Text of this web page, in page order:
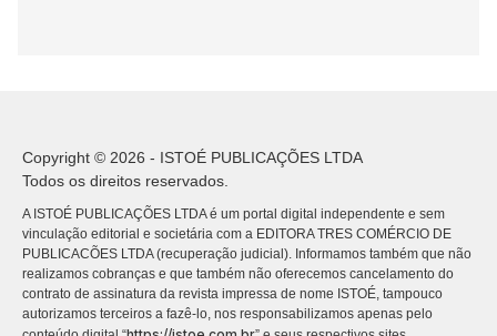
Copyright © 2026 - ISTOÉ PUBLICAÇÕES LTDA
Todos os direitos reservados.
A ISTOÉ PUBLICAÇÕES LTDA é um portal digital independente e sem
vinculação editorial e societária com a EDITORA TRES COMÉRCIO DE
PUBLICACÕES LTDA (recuperação judicial). Informamos também que não
realizamos cobranças e que também não oferecemos cancelamento do
contrato de assinatura da revista impressa de nome ISTOÉ, tampouco
autorizamos terceiros a fazê-lo, nos responsabilizamos apenas pelo